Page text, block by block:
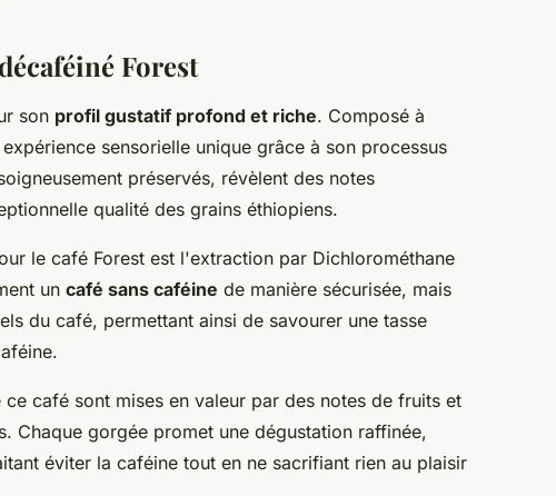
Forest
son profil gustatif profond et riche. Composé à
sensorielle unique grâce à son processus
préservés, révèlent des notes
qualité des grains éthiopiens.
le café Forest est l'extraction par Dichlorométhane
un café sans caféine de manière sécurisée, mais
du café, permettant ainsi de savourer une tasse
ce café sont mises en valeur par des notes de fruits et
Chaque gorgée promet une dégustation raffinée,
éviter la caféine tout en ne sacrifiant rien au plaisir